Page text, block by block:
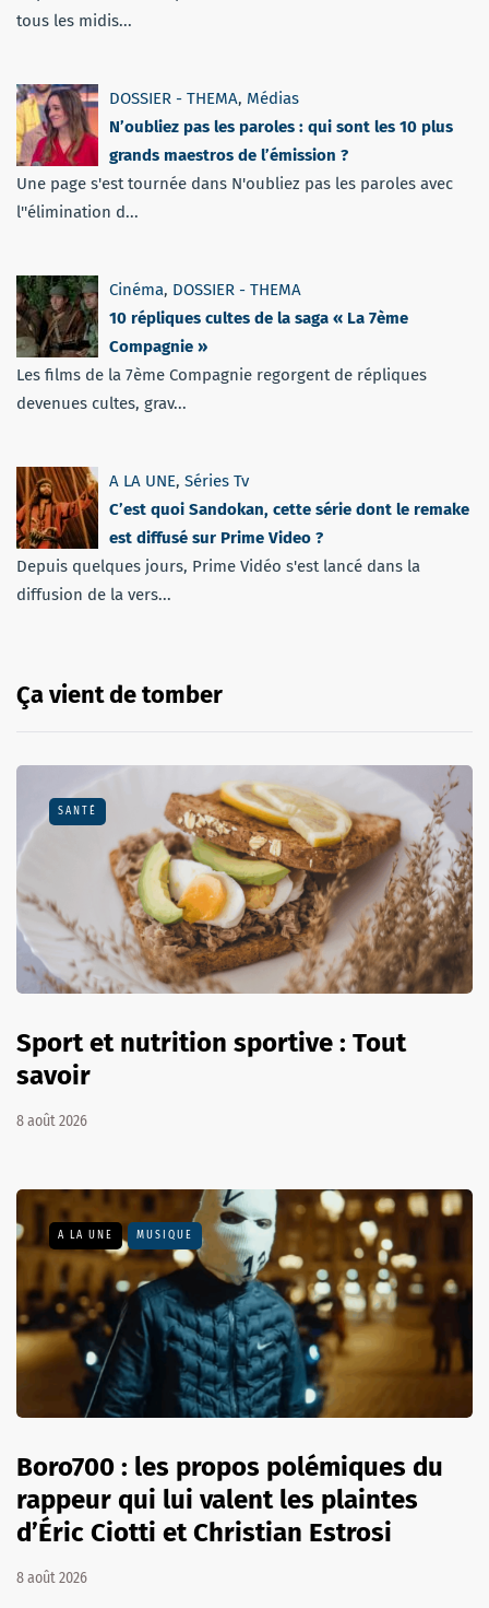
tous les midis...
DOSSIER - THEMA, Médias
N’oubliez pas les paroles : qui sont les 10 plus
grands maestros de l’émission ?
Une page s'est tournée dans N'oubliez pas les paroles avec
l''élimination d...
Cinéma, DOSSIER - THEMA
10 répliques cultes de la saga « La 7ème
Compagnie »
Les films de la 7ème Compagnie regorgent de répliques
devenues cultes, grav...
A LA UNE, Séries Tv
C’est quoi Sandokan, cette série dont le remake
est diffusé sur Prime Video ?
Depuis quelques jours, Prime Vidéo s'est lancé dans la
diffusion de la vers...
Ça vient de tomber
SANTÉ
Sport et nutrition sportive : Tout
savoir
8 août 2026
A LA UNE MUSIQUE
Boro700 : les propos polémiques du
rappeur qui lui valent les plaintes
d’Éric Ciotti et Christian Estrosi
8 août 2026